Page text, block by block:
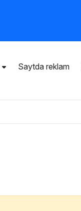
Saytda reklam